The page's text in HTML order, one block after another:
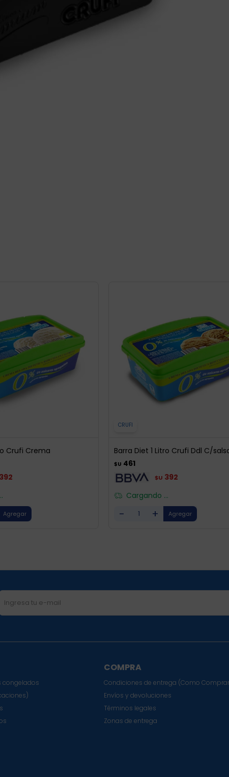
Crufi Crema
392
CRUFI
Barra Diet 1 Litro Crufi Ddl C/
$U 461
$U 392
Cargando ...
- +
congelados
COMPRA
Condiciones de entrega (Como
Envíos y devoluciones
Términos legales
Zonas de entrega